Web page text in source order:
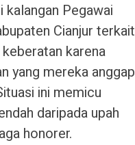
Pegawai
Cianjur terkait
karena
yang mereka anggap
ini memicu
daripada upah
honorer.